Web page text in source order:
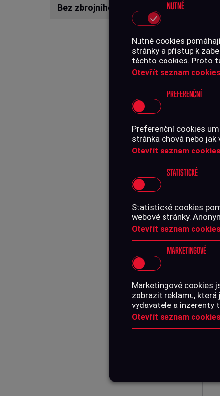
NUTNÉ
Nutné cookies
stránky a přístup k
těchto cookies. Proto
Otevřít seznam
PREFERENČNÍ
Preferenční cookies
stránka chová nebo jak
Otevřít seznam
STATISTICKÉ
Statistické cookies
webové stránky.
Otevřít seznam
MARKETINGOVÉ
Marketingové cookies
zobrazit reklamu,
vydavatele a inzerenty
Otevřít seznam
Bez zbrojního průkazu
2